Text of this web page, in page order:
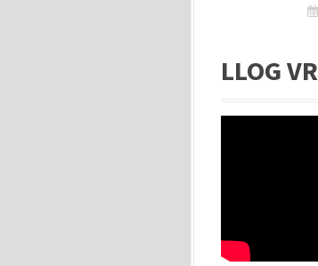
LLOG VR